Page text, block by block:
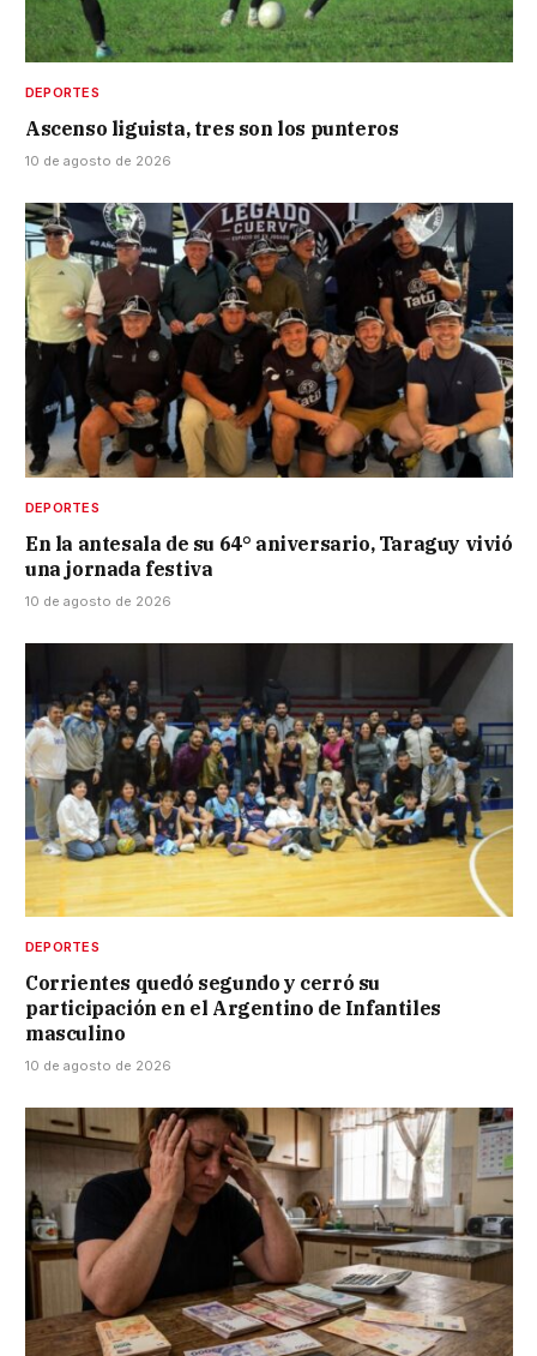
DEPORTES
Ascenso liguista, tres son los punteros
10 de agosto de 2026
DEPORTES
En la antesala de su 64° aniversario, Taraguy vivió
una jornada festiva
10 de agosto de 2026
DEPORTES
Corrientes quedó segundo y cerró su
participación en el Argentino de Infantiles
masculino
10 de agosto de 2026